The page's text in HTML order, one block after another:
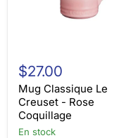
Classique
Le
Creuset
Rose
Coquillage
$27.00
Mug Classique Le
Creuset - Rose
Coquillage
en stock